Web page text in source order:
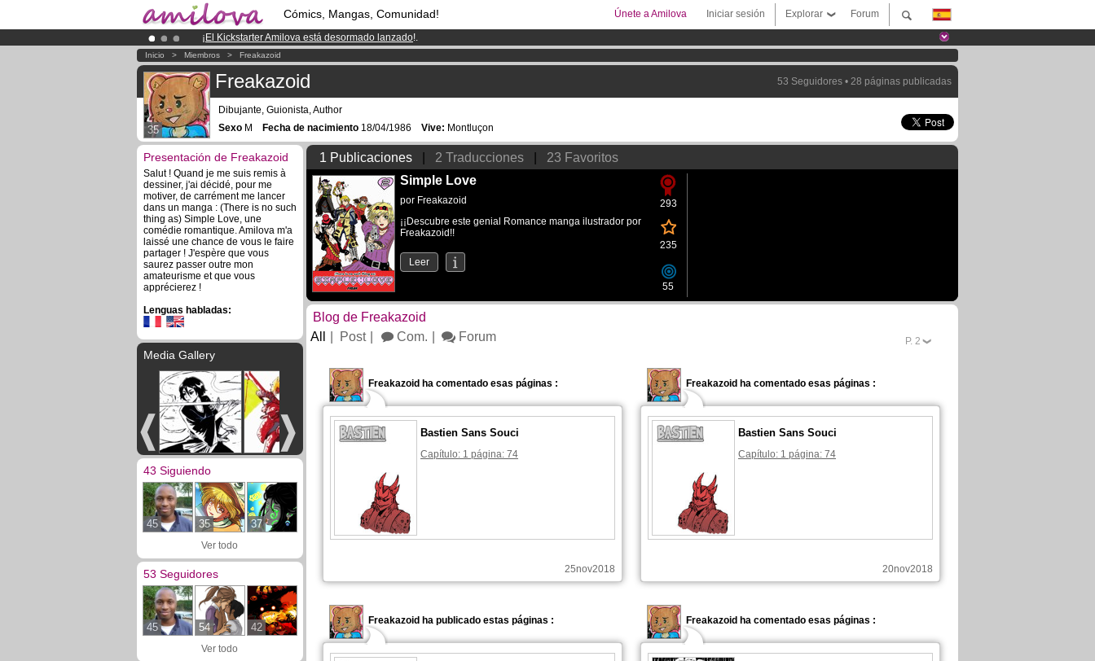
Cómics, Mangas, Comunidad! Forum
Explorar
Iniciar sesión
Únete a Amilova
¡ El Kickstarter Amilova está desormado lanzado!.
¡Ya tenemos 134393miembrosy 1208Cómics y Mangas!.
¡Conviertete en Premium por3.95 eurosal mes!Hazte Premium ya
Inicio > Miembros > Freakazoid
53 Seguidores • 28 páginas publicadas
35
Freakazoid
Dibujante, Guionista, Author
Sexo M Fecha de nacimiento 18/04/1986 Vive: Montluçon
Presentación de Freakazoid
Salut ! Quand je me suis remis à
dessiner, j'ai décidé, pour me
motiver, de carrément me lancer
dans un manga : (There is no such
thing as) Simple Love, une
comédie romantique. Amilova m'a
laissé une chance de vous le faire
partager ! J'espère que vous
saurez passer outre mon
amateurisme et que vous
apprécierez !
Lenguas habladas:
Media Gallery
43 Siguiendo
45 35 37
Ver todo
53 Seguidores
45 54 42
Ver todo
1 Publicaciones 2 Traducciones 23 Favoritos
293
235
55
Simple Love
por Freakazoid
¡¡Descubre este genial Romance manga ilustrador por
Freakazoid!!
Leer
Blog de Freakazoid
P. 2
All Post Com. Forum
Freakazoid ha comentado esas páginas :
Bastien Sans Souci
Capítulo: 1 página: 74
25nov2018
Freakazoid ha comentado esas páginas :
Bastien Sans Souci
Capítulo: 1 página: 74
20nov2018
Freakazoid ha publicado estas páginas : Freakazoid ha comentado esas páginas :